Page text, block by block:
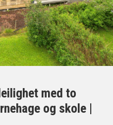
med to
og skole |